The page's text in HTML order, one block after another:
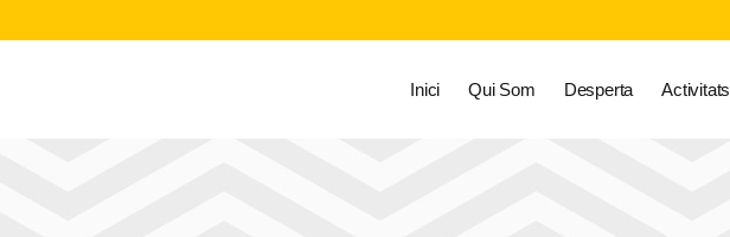
Inici Qui Som Desperta Activitats